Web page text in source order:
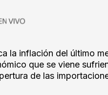
la inflación del último
que se viene
de las